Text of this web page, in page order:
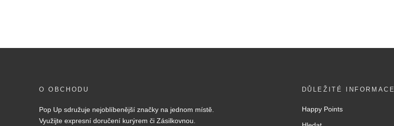
O OBCHODU
Pop Up sdružuje nejoblíbenější značky na jednom místě.
Využijte expresní doručení kurýrem či Zásilkovnou.
DŮLEŽITÉ INFORMACE
Happy Points